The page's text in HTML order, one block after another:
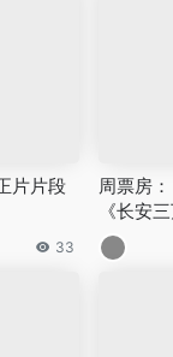
片片段
33
周票房
《长安